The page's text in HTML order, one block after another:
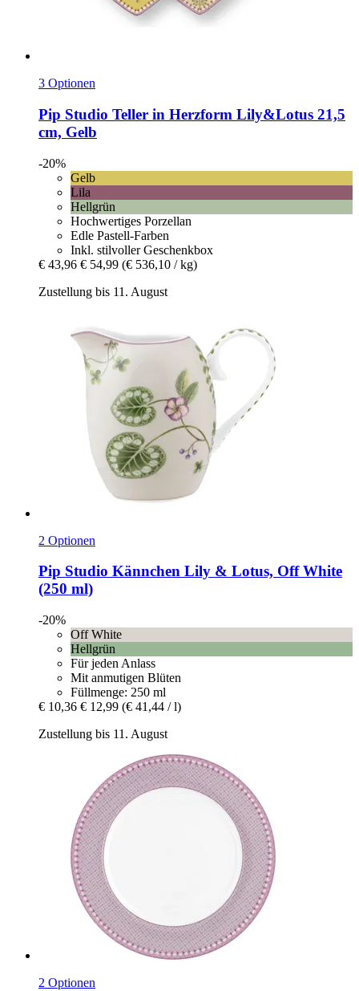
3 Optionen
Pip Studio Teller in Herzform Lily&Lotus 21,5
cm, Gelb
-20%
Gelb
Lila
Hellgrün
Hochwertiges Porzellan
Edle Pastell-Farben
Inkl. stilvoller Geschenkbox
€ 43,96 € 54,99 (€ 536,10 / kg)
Zustellung bis 11. August
2 Optionen
Pip Studio Kännchen Lily & Lotus, Off White
(250 ml)
-20%
Off White
Hellgrün
Für jeden Anlass
Mit anmutigen Blüten
Füllmenge: 250 ml
€ 10,36 € 12,99 (€ 41,44 / l)
Zustellung bis 11. August
2 Optionen